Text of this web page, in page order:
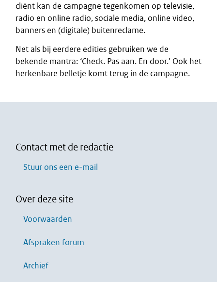
cliënt kan de campagne tegenkomen op televisie,
radio en online radio, sociale media, online video,
banners en (digitale) buitenreclame.
Net als bij eerdere edities gebruiken we de
bekende mantra: ‘Check. Pas aan. En door.’ Ook het
herkenbare belletje komt terug in de campagne.
Contact met de redactie
Stuur ons een e-mail
Over deze site
Voorwaarden
Afspraken forum
Archief